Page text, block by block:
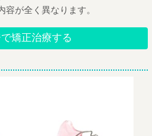
が全く異なります。
矯正治療する